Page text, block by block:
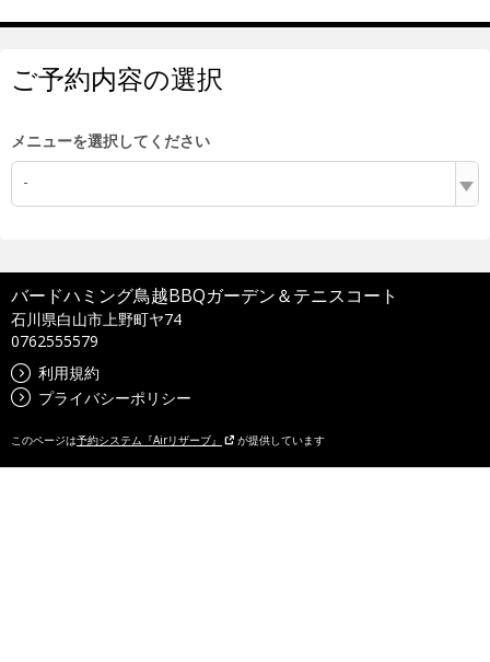
ご予約内容の選択
メニューを選択してください
-
バードハミング鳥越BBQガーデン＆テニスコート
石川県白山市上野町ヤ74
0762555579
利用規約
プライバシーポリシー
このページは予約システム『Airリザーブ』 が提供しています